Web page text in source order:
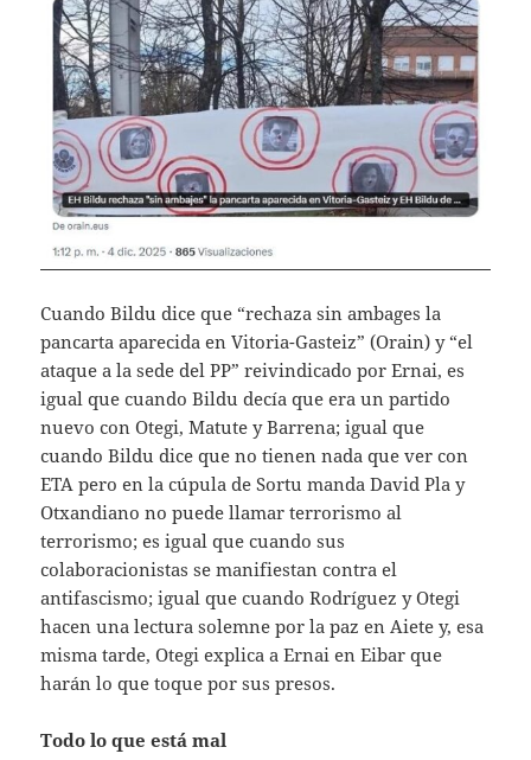
Cuando Bildu dice que “rechaza sin ambages la
pancarta aparecida en Vitoria-Gasteiz” (Orain) y “el
ataque a la sede del PP” reivindicado por Ernai, es
igual que cuando Bildu decía que era un partido
nuevo con Otegi, Matute y Barrena; igual que
cuando Bildu dice que no tienen nada que ver con
ETA pero en la cúpula de Sortu manda David Pla y
Otxandiano no puede llamar terrorismo al
terrorismo; es igual que cuando sus
colaboracionistas se manifiestan contra el
antifascismo; igual que cuando Rodríguez y Otegi
hacen una lectura solemne por la paz en Aiete y, esa
misma tarde, Otegi explica a Ernai en Eibar que
harán lo que toque por sus presos.
Todo lo que está mal